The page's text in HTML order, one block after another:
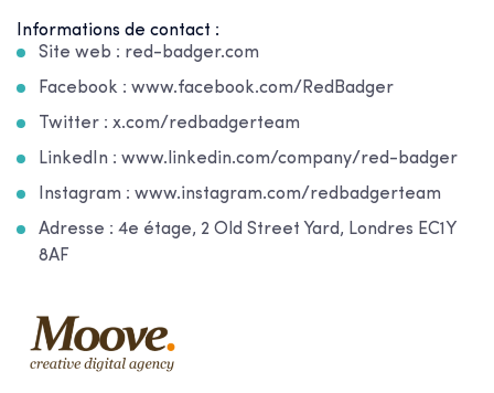
Informations de contact :
Site web : red-badger.com
Facebook : www.facebook.com/RedBadger
Twitter : x.com/redbadgerteam
LinkedIn : www.linkedin.com/company/red-badger
Instagram : www.instagram.com/redbadgerteam
Adresse : 4e étage, 2 Old Street Yard, Londres EC1Y
8AF